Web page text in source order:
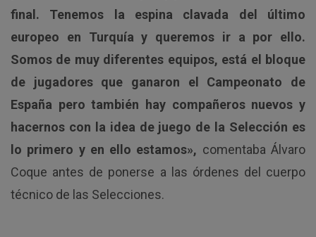
final. Tenemos la espina clavada del último
europeo en Turquía y queremos ir a por ello.
Somos de muy diferentes equipos, está el bloque
de jugadores que ganaron el Campeonato de
España pero también hay compañeros nuevos y
hacernos con la idea de juego de la Selección es
lo primero y en ello estamos», comentaba Álvaro
Coque antes de ponerse a las órdenes del cuerpo
técnico de las Selecciones.